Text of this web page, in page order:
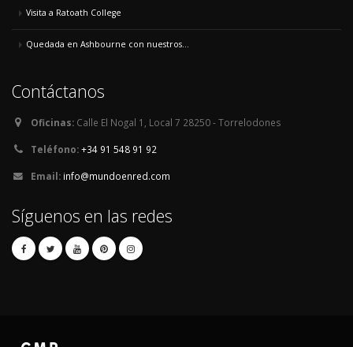
Visita a Ratoath College
Quedada en Ashbourne con nuestros...
Contáctanos
Oficinas: Calle El Nogal 1, Local 7 28250 - Torrelodones
Teléfono:+34 91 548 91 92
Email: info@mundoenred.com
Síguenos en las redes